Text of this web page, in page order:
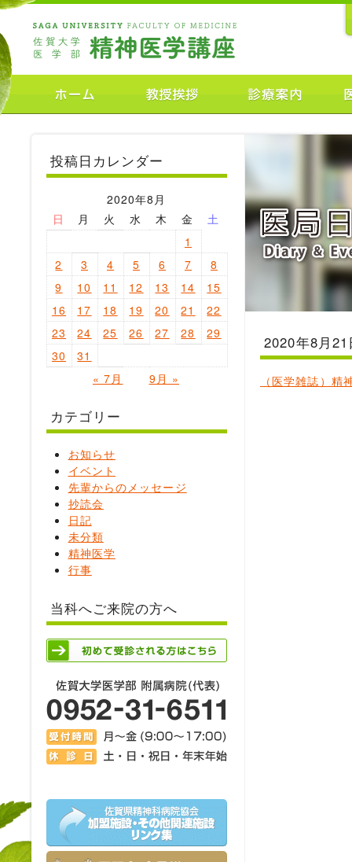
2020年8月
（医学雑誌）
投稿日カレンダー
2020年8月
日
月 火 水 木 金 土
« 7月 9月 »
1
2
3 4 5 6 7
8
9
10 11 12 13 14
15
16
17 18 19 20 21
22
23
24 25 26 27 28
29
30
31
カテゴリー
お知らせ
イベント
先輩からのメッセージ
抄読会
日記
未分類
精神医学
行事
当科へご来院の方へ